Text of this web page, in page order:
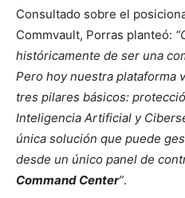
Consultado sobre el
Commvault, Porras planteó:
históricamente de ser una
Pero hoy nuestra plataforma
tres pilares básicos:
Inteligencia Artificial y
única solución que puede
desde un único panel de
Command Center”.